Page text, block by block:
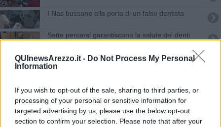
QUInewsArezzo.it - Do Not Process My Personal
Information
If you wish to opt-out of the sale, sharing to third parties, or
processing of your personal or sensitive information for
targeted advertising by us, please use the below opt-out
section to confirm your selection. Please note that after your
I Nas bussano alla porta di un falso dentista
Sette percorsi garantiscono la salute dei denti
Il dentista "amico" dei bimbi più in difficoltà
Nel tunnel Covid oltre il 3% degli aretini
Il bisturi d’oro al chirurgo Piero Buccianti